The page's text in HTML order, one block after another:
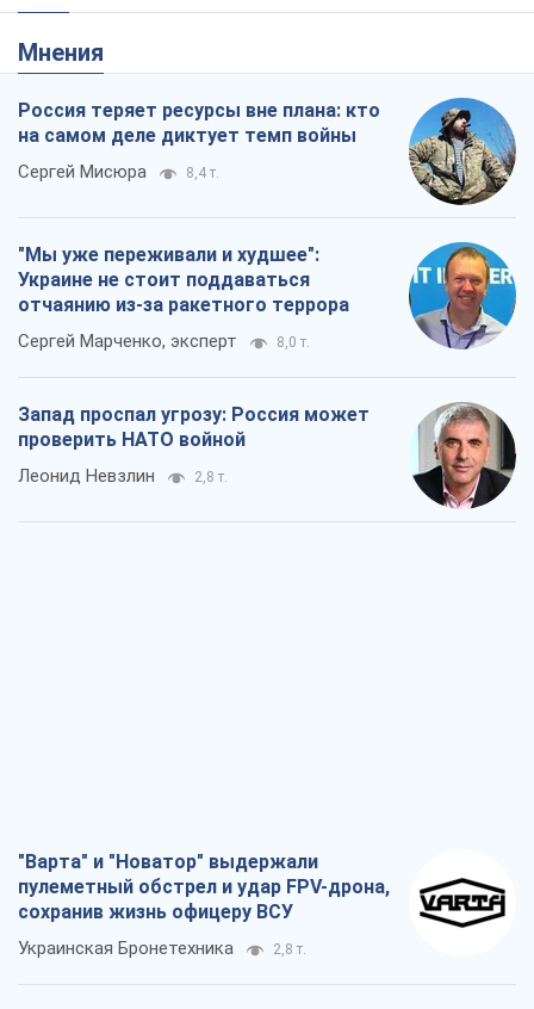
Мнения
Россия теряет ресурсы вне плана: кто
на самом деле диктует темп войны
Сергей Мисюра 8,4 т.
"Мы уже переживали и худшее":
Украине не стоит поддаваться
отчаянию из-за ракетного террора
Сергей Марченко, эксперт 8,0 т.
Запад проспал угрозу: Россия может
проверить НАТО войной
Леонид Невзлин 2,8 т.
"Варта" и "Новатор" выдержали
пулеметный обстрел и удар FPV-дрона,
сохранив жизнь офицеру ВСУ
Украинская Бронетехника 2,8 т.